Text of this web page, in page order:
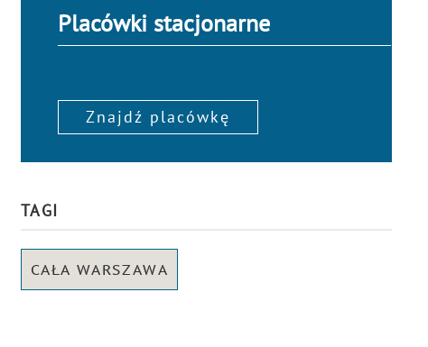
Placówki stacjonarne
Znajdź placówkę
TAGI
CAŁA WARSZAWA